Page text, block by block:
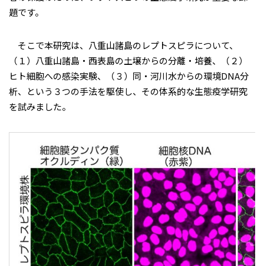
題です。
そこで本研究は、八重山諸島のレプトスピラについて、
（１）八重山諸島・西表島の土壌からの分離・培養、（２）
ヒト細胞への感染実験、（３）同・河川水からの環境DNA分
析、という３つの手法を駆使し、その体系的な生態疫学研究
を試みました。